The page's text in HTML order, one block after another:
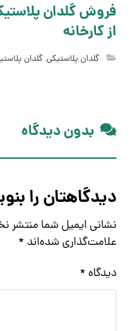
فروش گلدان
از کارخانه
گلدان پلاستیکی,گلدان
بدون دیدگاه
دیدگاهتان را
نشانی ایمیل شما منتشر
علامت‌گذاری شده‌اند *
دیدگاه *